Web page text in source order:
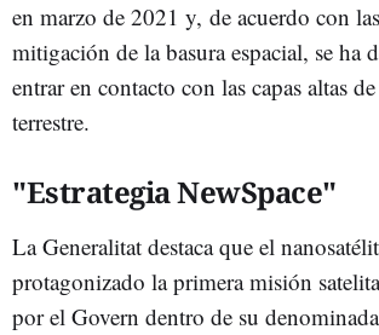
en marzo de 2021 y, de acuerdo con
mitigación de la basura espacial, se ha
entrar en contacto con las capas altas
terrestre.
"Estrategia NewSpace"
La Generalitat destaca que el
protagonizado la primera misión
por el Govern dentro de su